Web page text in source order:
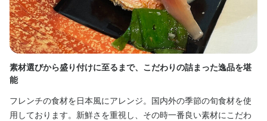
素材選びから盛り付けに至るまで、こだわりの詰まった逸品を堪
能
フレンチの食材を日本風にアレンジ。国内外の季節の旬食材を使
用しております。新鮮さを重視し、その時一番良い素材にこだわ
休日・休暇
月曜日店休日　フルタイムの方中抜け3時間OK
土日祝のみ勤務OK
待遇
月曜日店休日　フルタイムの方中抜け3時間OK
土日祝のみ勤務OK
待遇
契約期間の定めなし
店内禁煙
まかない・食事補助あり 制服貸与